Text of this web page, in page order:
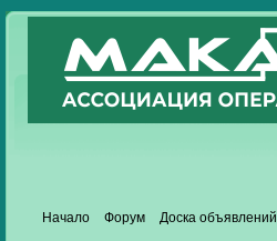
Начало Форум Доска объявлений